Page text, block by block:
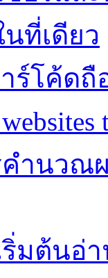
นที่เดียว
ร์โค้ด
ำนวณ
มต้นอ่า